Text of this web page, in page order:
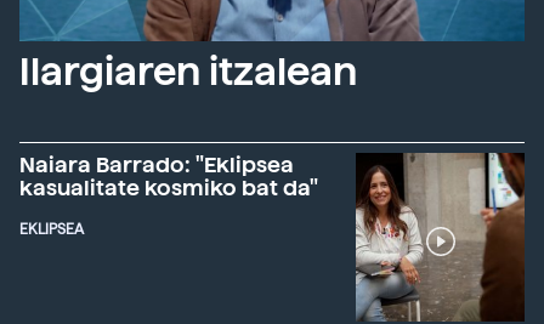
Ilargiaren itzalean
Naiara Barrado: "Eklipsea
kasualitate kosmiko bat da"
EKLIPSEA